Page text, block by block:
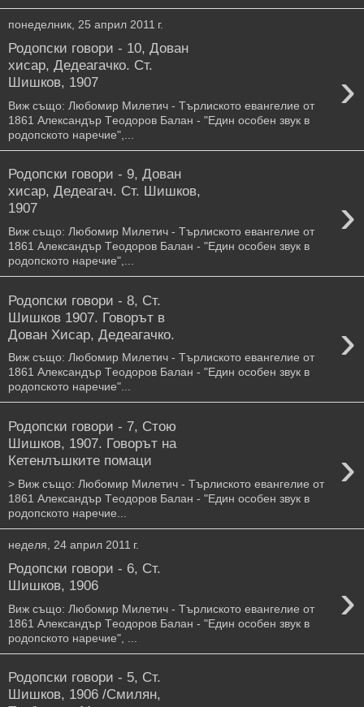
понеделник, 25 април 2011 г.
Родопски говори - 10, Дован
хисар, Дедеагачко. Ст.
Шишков, 1907
›
Виж също: Любомир Милетич - Търлиското евангелие от
1861 Александър Тeодоров Балан - "Един особен звук в
родопското наречие",...
Родопски говори - 9, Дован
хисар, Дедеагач. Ст. Шишков,
1907
›
Виж също: Любомир Милетич - Търлиското евангелие от
1861 Александър Тeодоров Балан - "Един особен звук в
родопското наречие",...
Родопски говори - 8, Ст.
Шишков 1907. Говорът в
Дован Хисар, Дедеагачко.
›
Виж също: Любомир Милетич - Търлиското евангелие от
1861 Александър Тeодоров Балан - "Един особен звук в
родопското наречие"...
Родопски говори - 7, Стою
Шишков, 1907. Говорът на
Кетенлъшките помаци
›
> Виж също: Любомир Милетич - Търлиското евангелие от
1861 Александър Тeодоров Балан - "Един особен звук в
родопското наречие...
неделя, 24 април 2011 г.
Родопски говори - 6, Ст.
Шишков, 1906
›
Виж също: Любомир Милетич - Търлиското евангелие от
1861 Александър Тeодоров Балан - "Един особен звук в
родопското наречие", ...
Родопски говори - 5, Ст.
Шишков, 1906 /Смилян,